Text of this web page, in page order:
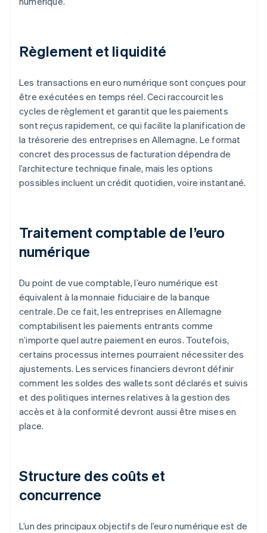
Règlement et liquidité
Les transactions en euro numérique sont conçues pour
être exécutées en temps réel. Ceci raccourcit les
cycles de règlement et garantit que les paiements
sont reçus rapidement, ce qui facilite la planification de
la trésorerie des entreprises en Allemagne. Le format
concret des processus de facturation dépendra de
l’architecture technique finale, mais les options
possibles incluent un crédit quotidien, voire instantané.
Traitement comptable de l’euro
numérique
Du point de vue comptable, l’euro numérique est
équivalent à la monnaie fiduciaire de la banque
centrale. De ce fait, les entreprises en Allemagne
comptabilisent les paiements entrants comme
n’importe quel autre paiement en euros. Toutefois,
certains processus internes pourraient nécessiter des
ajustements. Les services financiers devront définir
comment les soldes des wallets sont déclarés et suivis
et des politiques internes relatives à la gestion des
accès et à la conformité devront aussi être mises en
place.
Structure des coûts et
concurrence
L’un des principaux objectifs de l’euro numérique est de